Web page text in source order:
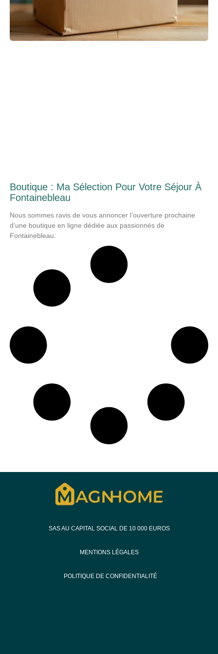
Boutique : Ma Sélection Pour Votre Séjour À
Fontainebleau
Nous sommes ravis de vous annoncer l’ouverture prochaine
d’une boutique en ligne dédiée aux passionnés de
Fontainebleau.
SAS AU CAPITAL SOCIAL DE 10 000 EUROS
MENTIONS LÉGALES
POLITIQUE DE CONFIDENTIALITÉ